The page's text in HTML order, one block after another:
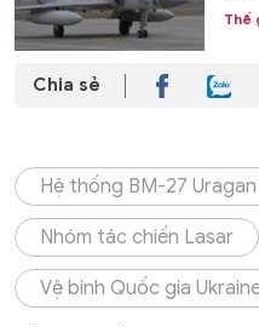
Thế
Chia sẻ
Hệ thống BM-27 Uragan
Nhóm tác chiến Lasar
Vệ binh Quốc gia